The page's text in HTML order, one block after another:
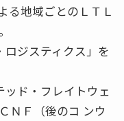
る地域ごとのＬＴＬ
ロジスティクス」を
ッド・フレイトウェ
ＮＦ（後のコ ンウ